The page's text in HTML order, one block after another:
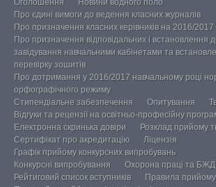
Оголошення
Новини водного поло
Про єдині вимоги до ведення класних журналів
Про призначення класних керівників на 2016/2017
Про призначення відповідальних і встановлення
завідування навчальними кабінетами та
перевірку зошитів
Про дотримання у 2016/2017 навчальному році
орфографічного режиму
Стипендіальне забезпечення
Опитування
Відгуки та рецензії на освітньо-професійну
Електронна скринька довіри
Розклад прийому
Сертифікат про акредитацію
Ліцензія
Графік прийому конкурсних випробувань
Конкурсні випробування
Охорона праці та БЖД
Рейтиговий список вступників
Правила прийому